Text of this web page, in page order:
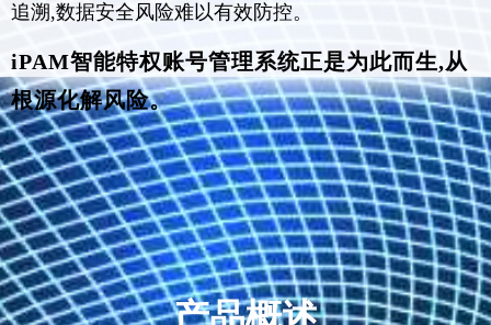
追溯,数据安全风险难以有效防控。
iPAM智能特权账号管理系统正是为此而生,从
根源化解风险。
产品概述